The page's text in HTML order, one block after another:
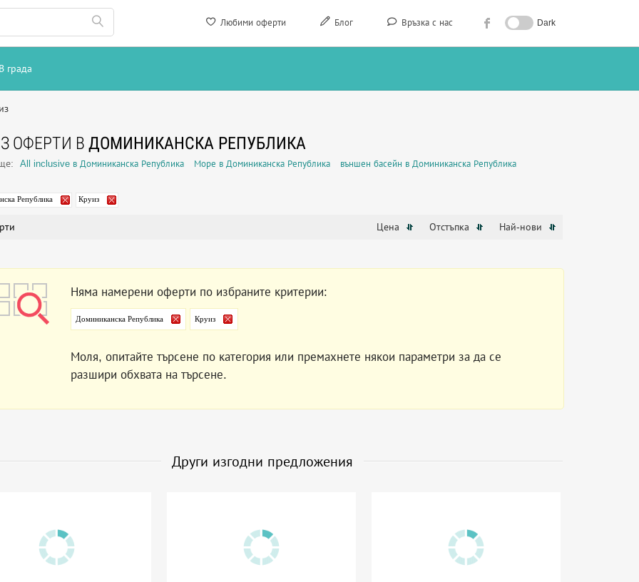
Любими оферти Блог Връзка с нас Dark
В града
ОФЕРТИ В ДОМИНИКАНСКА РЕПУБЛИКА
All inclusive в Доминиканска Република Море в Доминиканска Република външен басейн в Доминиканска Република
Република Круиз
Цена Отстъпка Най-нови
Няма намерени оферти по избраните критерии:
Доминиканска Република Круиз
Моля, опитайте търсене по категория или премахнете някои параметри за да се
разшири обхвата на търсене.
Други изгодни предложения